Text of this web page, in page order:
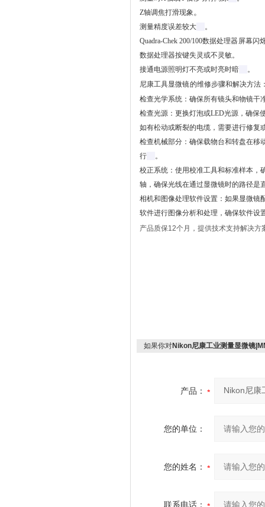
Z轴调焦打滑现象。
测量精度误差较大
。
Quadra-Chek 200/100数据处理器屏幕闪
数据处理器按键失灵或不灵敏‌。
接通电源照明灯不亮或时亮时暗
。
尼康工具显微镜的维修步骤和解决方法
检查光学系统 ：确保所有镜头和物镜
检查光源 ：更换灯泡或LED光源，确
如有松动或断裂的电缆，需要进行修复
检查机械部分 ：确保载物台和转盘在
行‌
。
校正系统 ：使用校准工具和标准样本
轴，确保光线在通过显微镜时的路径是
相机和图像处理软件设置 ：如果显微镜
软件进行图像分析和处理，确保软件设
产品质保12个月，提供技术支持解决方
如果你对Nikon尼康工业测量显微镜
产品：
您的单位：
您的姓名：
联系电话：